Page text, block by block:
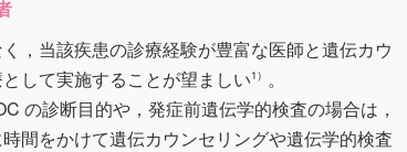
，当該疾患の診療経験が豊富な医師と遺伝カウ
して実施することが望ましい1） 。
の診断目的や，発症前遺伝学的検査の場合は，
間をかけて遺伝カウンセリングや遺伝学的検査